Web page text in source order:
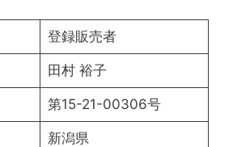
登録販売者
田村 裕子
第15-21-00306号
新潟県